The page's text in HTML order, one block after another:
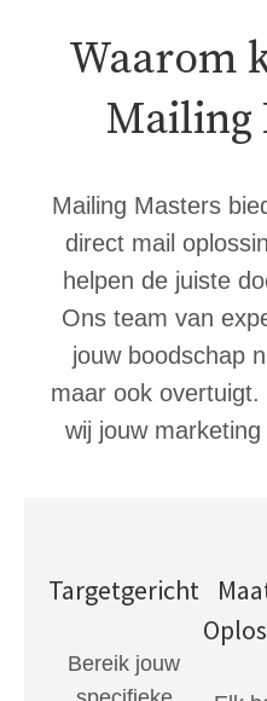
Waarom
Mailing
Mailing Masters
direct mail
helpen de juiste
Ons team van
jouw boodschap
maar ook
wij jouw
Targetgericht
Bereik jouw